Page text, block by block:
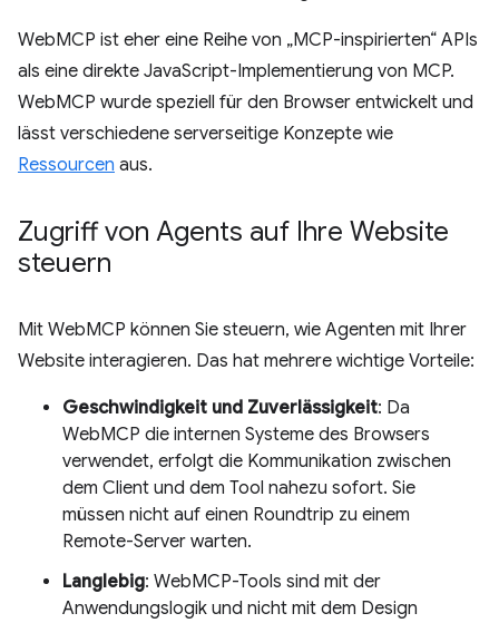
WebMCP ist eher eine Reihe von „MCP-inspirierten“ APIs
als eine direkte JavaScript-Implementierung von MCP.
WebMCP wurde speziell für den Browser entwickelt und
lässt verschiedene serverseitige Konzepte wie
Ressourcen aus.
Zugriff von Agents auf Ihre Website
steuern
Mit WebMCP können Sie steuern, wie Agenten mit Ihrer
Website interagieren. Das hat mehrere wichtige Vorteile:
Geschwindigkeit und Zuverlässigkeit: Da
WebMCP die internen Systeme des Browsers
verwendet, erfolgt die Kommunikation zwischen
dem Client und dem Tool nahezu sofort. Sie
müssen nicht auf einen Roundtrip zu einem
Remote-Server warten.
Langlebig: WebMCP-Tools sind mit der
Anwendungslogik und nicht mit dem Design